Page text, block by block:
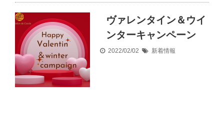
ヴァレンタイン＆ウイ
ンターキャンペーン
2022/02/02 新着情報